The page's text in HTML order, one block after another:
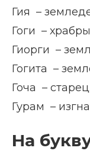
Гия –
Гоги –
Гиорги –
Гогита –
Гоча –
Гурам –
На